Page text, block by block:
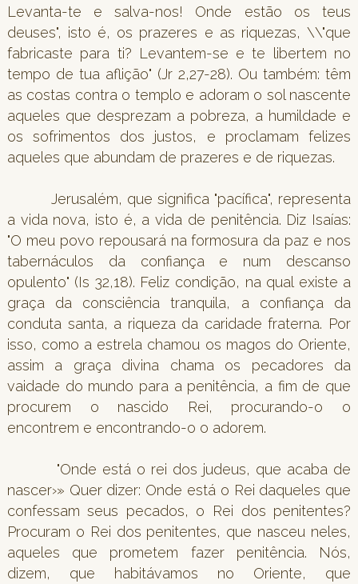
Levanta-te e salva-nos! Onde estão os teus
deuses", isto é, os prazeres e as riquezas, \\"que
fabricaste para ti? Levantem-se e te libertem no
tempo de tua aflição" (Jr 2,27-28). Ou também: têm
as costas contra o templo e adoram o sol nascente
aqueles que desprezam a pobreza, a humildade e
os sofrimentos dos justos, e proclamam felizes
aqueles que abundam de prazeres e de riquezas.
Jerusalém, que significa "pacífica", representa
a vida nova, isto é, a vida de penitência. Diz Isaías:
"O meu povo repousará na formosura da paz e nos
tabernáculos da confiança e num descanso
opulento" (Is 32,18). Feliz condição, na qual existe a
graça da consciência tranquila, a confiança da
conduta santa, a riqueza da caridade fraterna. Por
isso, como a estrela chamou os magos do Oriente,
assim a graça divina chama os pecadores da
vaidade do mundo para a penitência, a fim de que
procurem o nascido Rei, procurando-o o
encontrem e encontrando-o o adorem.
"Onde está o rei dos judeus, que acaba de
nascer›» Quer dizer: Onde está o Rei daqueles que
confessam seus pecados, o Rei dos penitentes?
Procuram o Rei dos penitentes, que nasceu neles,
aqueles que prometem fazer penitência. Nós,
dizem, que habitávamos no Oriente, que